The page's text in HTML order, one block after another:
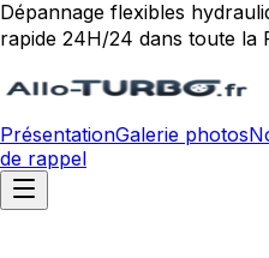
Dépannage flexibles
rapide 24H/24 dans toute la
PrésentationGalerie photos
de rappel